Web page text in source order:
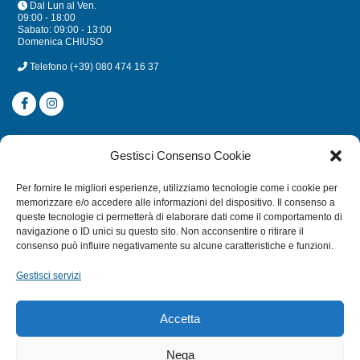
Gestisci Consenso Cookie
Per fornire le migliori esperienze, utilizziamo tecnologie come i cookie per
memorizzare e/o accedere alle informazioni del dispositivo. Il consenso a
queste tecnologie ci permetterà di elaborare dati come il comportamento di
navigazione o ID unici su questo sito. Non acconsentire o ritirare il
consenso può influire negativamente su alcune caratteristiche e funzioni.
Gestisci servizi
Accetta
Nega
Dal Lun al Ven.
09:00 - 18:00
Sabato: 09:00 - 13:00
Domenica CHIUSO
Telefono (+39) 080 474 16 37
CATEGORIE
MULINELLI
CANNE
ACCESSORI NAUTICI